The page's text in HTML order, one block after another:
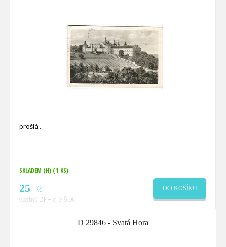
prošlá
SKLADEM (H) (1 KS)
25 Kč
včetně DPH dle § 90
DO KOŠÍKU
D 29846 - Svatá Hora